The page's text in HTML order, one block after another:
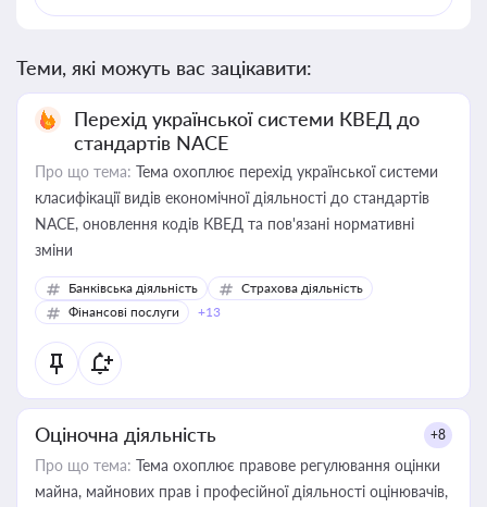
Теми, які можуть вас зацікавити:
Перехід української системи КВЕД до
стандартів NACE
Про що тема: Тема охоплює перехід української системи
класифікації видів економічної діяльності до стандартів
NACE, оновлення кодів КВЕД та пов'язані нормативні
зміни
Банківська діяльність
Страхова діяльність
Фінансові послуги
+13
Оціночна діяльність +8
Про що тема: Тема охоплює правове регулювання оцінки
майна, майнових прав і професійної діяльності оцінювачів,